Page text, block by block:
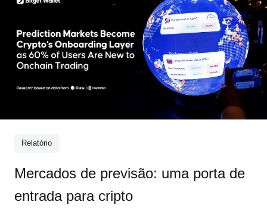
Relatório
Mercados de previsão: uma porta de
entrada para cripto